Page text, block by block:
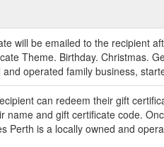
will be emailed to the recipient
Theme. Birthday. Christmas.
operated family business,
can redeem their gift
name and gift certificate code.
Perth is a locally owned and